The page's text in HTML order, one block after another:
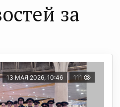
за
13 МАЯ 2026, 10:46 111